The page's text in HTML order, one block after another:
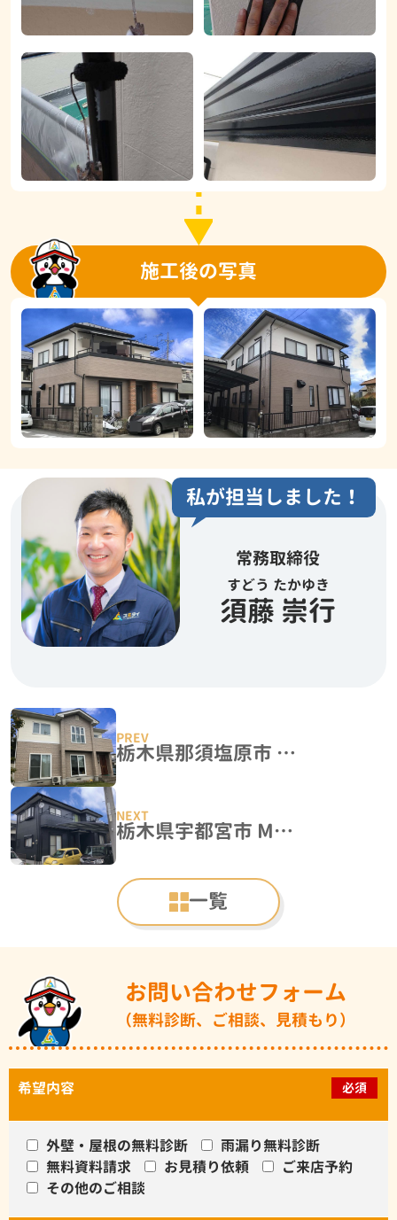
施工後の写真
私が担当しました！
常務取締役
すどう たかゆき
須藤 崇行
栃木県那須塩原市 S様邸 屋根外壁塗装工事
一覧
栃木県宇都宮市 M様邸 屋根外壁塗装工事
お問い合わせフォーム
（無料診断、ご相談、見積もり）
希望内容 必須
外壁・屋根の無料診断
雨漏り無料診断
無料資料請求
お見積り依頼
ご来店予約
その他のご相談